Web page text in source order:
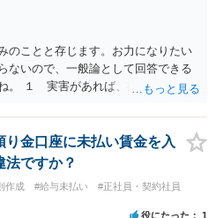
必要もあるかもしれません。 そうで
変わってしまうこともあると思い
基本的に受任まで考えてもらえるこ
かもしれません。
のことと存じます。お力になりたい
ないので、一般論として回答できる
。 １ 実害があれば、損害賠償請求
能ですが、損害との因果関係の立証
観的証拠が不可欠です。 ２ 休職期
無効だと争える可能性が高いです。
場合には、労務管理と労働法にかな
も通じた弁護士等に相談し、法的
応を検討するべきです。良い解決
金口座に未払い賃金を入
法ですか？
作成 #給与未払い
#正社員・契約社員
役にたった 1